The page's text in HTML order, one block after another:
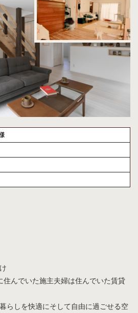
住んでいた施主夫婦は住んでいた賃貸
らしを快適にそして自由に過ごせる空